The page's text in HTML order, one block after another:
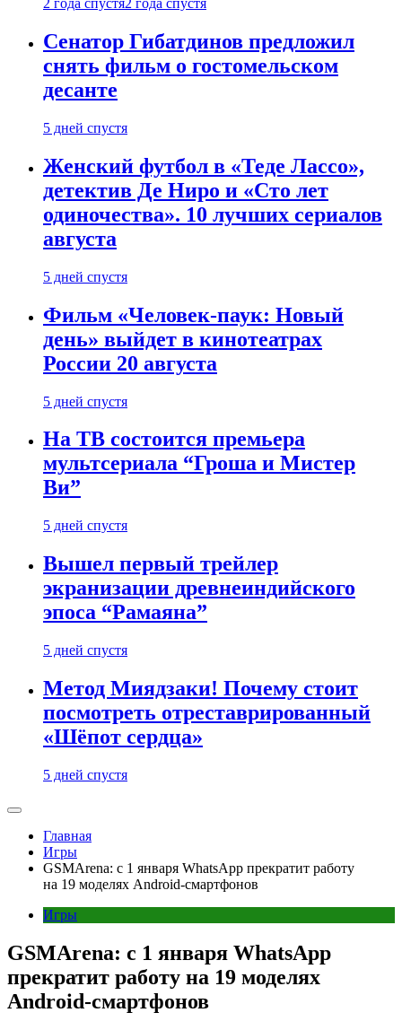
2 года спустя2 года спустя
Сенатор Гибатдинов предложил
снять фильм о гостомельском
десанте
5 дней спустя
Женский футбол в «Теде Лассо»,
детектив Де Ниро и «Сто лет
одиночества». 10 лучших сериалов
августа
5 дней спустя
Фильм «Человек-паук: Новый
день» выйдет в кинотеатрах
России 20 августа
5 дней спустя
На ТВ состоится премьера
мультсериала “Гроша и Мистер
Ви”
5 дней спустя
Вышел первый трейлер
экранизации древнеиндийского
эпоса “Рамаяна”
5 дней спустя
Метод Миядзаки! Почему стоит
посмотреть отреставрированный
«Шёпот сердца»
5 дней спустя
Главная
Игры
GSMArena: с 1 января WhatsApp прекратит работу
на 19 моделях Android-смартфонов
Игры
GSMArena: с 1 января WhatsApp
прекратит работу на 19 моделях
Android-смартфонов